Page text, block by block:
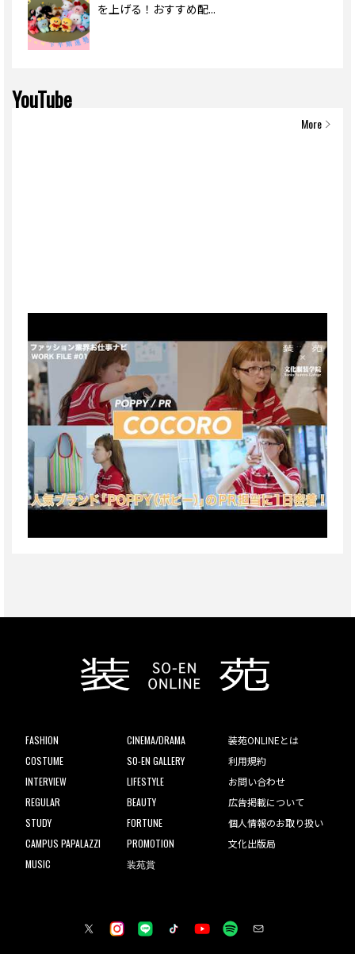
を上げる！おすすめ配...
YouTube
More
FASHION
COSTUME
INTERVIEW
REGULAR
STUDY
CAMPUS PAPALAZZI
MUSIC
CINEMA/DRAMA
SO-EN GALLERY
LIFESTYLE
BEAUTY
FORTUNE
PROMOTION
装苑賞
装苑ONLINEとは
利用規約
お問い合わせ
広告掲載について
個人情報のお取り扱い
文化出版局